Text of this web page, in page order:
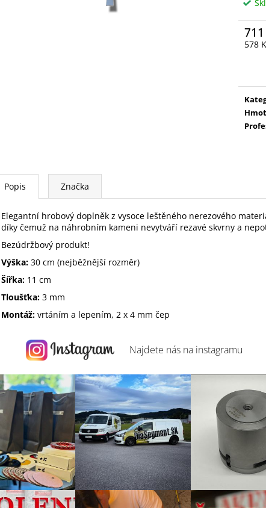
578
Popis Značka
Elegantní hrobový doplněk z vysoce leštěného nerezového
díky čemuž na náhrobním kameni nevytváří rezavé skvrny a
Bezúdržbový produkt!
Výška: 30 cm (nejběžnější rozměr)
Šířka: 11 cm
Tloušťka: 3 mm
Montáž: vrtáním a lepením, 2 x 4 mm čep
Najdete nás na instagramu